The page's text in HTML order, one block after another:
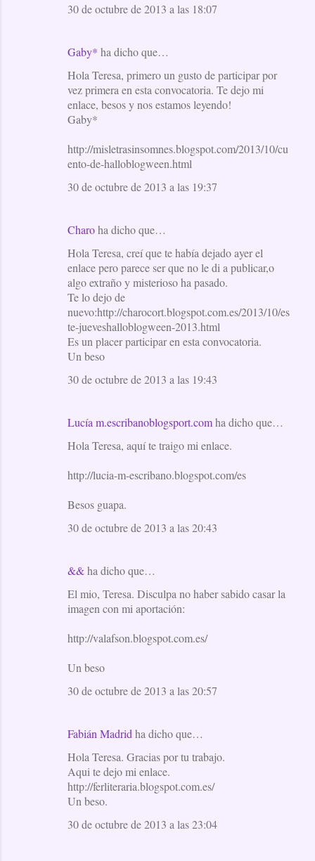
30 de octubre de 2013 a las 18:07
Gaby* ha dicho que…
Hola Teresa, primero un gusto de participar por
vez primera en esta convocatoria. Te dejo mi
enlace, besos y nos estamos leyendo!
Gaby*
http://misletrasinsomnes.blogspot.com/2013/10/cu
ento-de-halloblogween.html
30 de octubre de 2013 a las 19:37
Charoha dicho que…
Hola Teresa, creí que te había dejado ayer el
enlace pero parece ser que no le di a publicar,o
algo extraño y misterioso ha pasado.
Te lo dejo de
nuevo:http://charocort.blogspot.com.es/2013/10/es
te-jueveshalloblogween-2013.html
Es un placer participar en esta convocatoria.
Un beso
30 de octubre de 2013 a las 19:43
Lucía m.escribanoblogsport.comha dicho que…
Hola Teresa, aquí te traigo mi enlace.
http://lucia-m-escribano.blogspot.com/es
Besos guapa.
30 de octubre de 2013 a las 20:43
&&ha dicho que…
El mio, Teresa. Disculpa no haber sabido casar la
imagen con mi aportación:
http://valafson.blogspot.com.es/
Un beso
30 de octubre de 2013 a las 20:57
Fabián Madrid ha dicho que…
Hola Teresa. Gracias por tu trabajo.
Aqui te dejo mi enlace.
http://ferliteraria.blogspot.com.es/
Un beso.
30 de octubre de 2013 a las 23:04